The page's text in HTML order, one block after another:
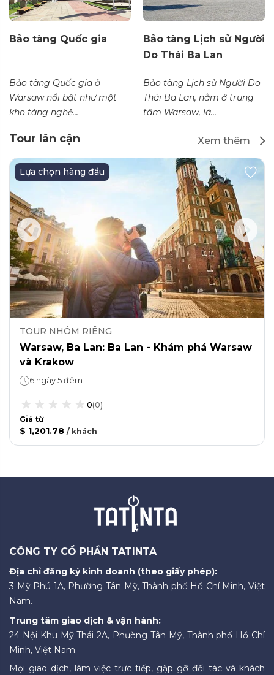
Bảo tàng Quốc gia
Bảo tàng Quốc gia ở
Warsaw nổi bật như một
kho tàng nghệ...
Bảo tàng Lịch sử Người
Do Thái Ba Lan
Bảo tàng Lịch sử Người Do
Thái Ba Lan, nằm ở trung
tâm Warsaw, là...
Tour lân cận Xem thêm
Lựa chọn hàng đầu
TOUR NHÓM RIÊNG
Warsaw, Ba Lan: Ba Lan - Khám phá Warsaw
và Krakow
6 ngày 5 đêm
0(0)
Giá từ
$ 1,201.78 / khách
CÔNG TY CỔ PHẦN TATINTA
Địa chỉ đăng ký kinh doanh (theo giấy phép):
3 Mỹ Phú 1A, Phường Tân Mỹ, Thành phố Hồ Chí Minh, Việt
Nam.
Trung tâm giao dịch & vận hành:
24 Nội Khu Mỹ Thái 2A, Phường Tân Mỹ, Thành phố Hồ Chí
Minh, Việt Nam.
Mọi giao dịch, làm việc trực tiếp, gặp gỡ đối tác và khách